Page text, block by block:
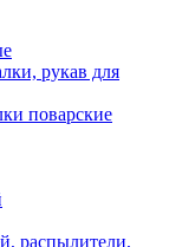
рукав для
поварские
распылители,